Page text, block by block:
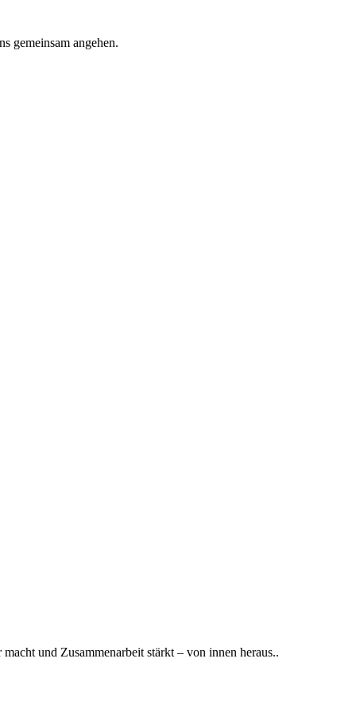
gemeinsam angehen.
und Zusammenarbeit stärkt – von innen heraus..